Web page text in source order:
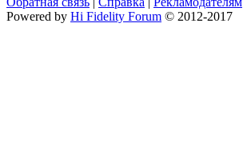
Powered by Hi Fidelity Forum © 2012-2017